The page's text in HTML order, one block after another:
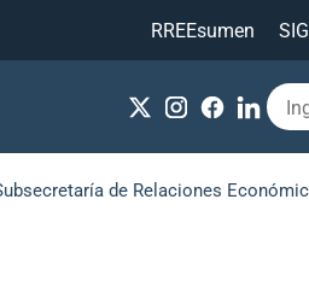
RREEsumen
de Relaciones